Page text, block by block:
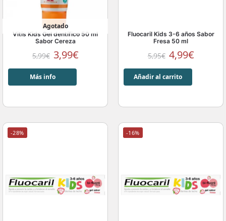
Agotado
Vitis Kids Gel dentífico 50 ml
Sabor Cereza
5,99€ 3,99€
Más info
Fluocaril Kids 3-6 años Sabor
Fresa 50 ml
5,95€ 4,99€
Añadir al carrito
-28% -16%